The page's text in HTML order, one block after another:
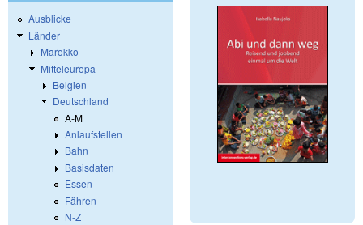
Ausblicke
Länder
Marokko
Mitteleuropa
Belgien
Deutschland
A-M
Anlaufstellen
Bahn
Basisdaten
Essen
Fähren
N-Z